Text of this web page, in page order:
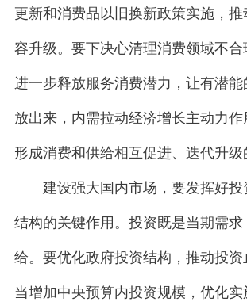
更新和消费品以旧换新政策实施，
容升级。要下决心清理消费领域不合
进一步释放服务消费潜力，让有潜能
放出来，内需拉动经济增长主动力作
形成消费和供给相互促进、迭代升级
建设强大国内市场，要发挥好投
结构的关键作用。投资既是当期需
给。要优化政府投资结构，推动投
当增加中央预算内投资规模，优化